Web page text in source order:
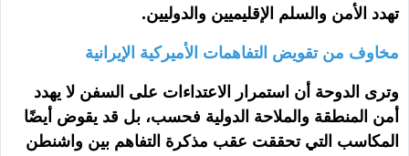
تهدد الأمن والسلم الإقليميين والدوليين.
مخاوف من تقويض التفاهمات الأميركية الإيرانية
وترى الدوحة أن استمرار الاعتداءات على السفن لا يهدد
أمن المنطقة والملاحة الدولية فحسب، بل قد يقوض أيضًا
المكاسب التي تحققت عقب مذكرة التفاهم بين واشنطن